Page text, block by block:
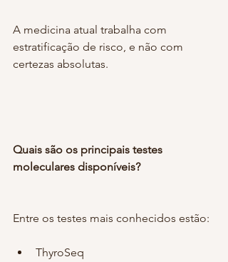
A medicina atual trabalha com
estratificação de risco, e não com
certezas absolutas.
Quais são os principais testes
moleculares disponíveis?
Entre os testes mais conhecidos estão:
ThyroSeq